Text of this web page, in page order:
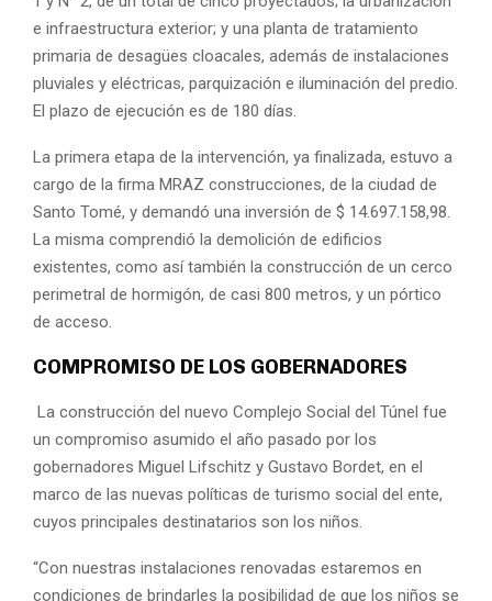
e infraestructura exterior; y una planta de tratamiento
primaria de desagües cloacales, además de instalaciones
pluviales y eléctricas, parquización e iluminación del predio.
El plazo de ejecución es de 180 días.
La primera etapa de la intervención, ya finalizada, estuvo a
cargo de la firma MRAZ construcciones, de la ciudad de
Santo Tomé, y demandó una inversión de $ 14.697.158,98.
La misma comprendió la demolición de edificios
existentes, como así también la construcción de un cerco
perimetral de hormigón, de casi 800 metros, y un pórtico
de acceso.
COMPROMISO DE LOS GOBERNADORES
La construcción del nuevo Complejo Social del Túnel fue
un compromiso asumido el año pasado por los
gobernadores Miguel Lifschitz y Gustavo Bordet, en el
marco de las nuevas políticas de turismo social del ente,
cuyos principales destinatarios son los niños.
“Con nuestras instalaciones renovadas estaremos en
condiciones de brindarles la posibilidad de que los niños se